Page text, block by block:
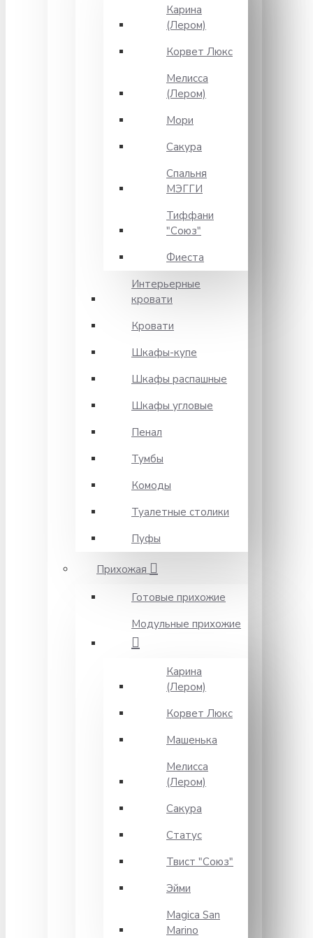
Карина
(Лером)
Корвет Люкс
Мелисса
(Лером)
Мори
Сакура
Спальня
МЭГГИ
Тиффани
"Союз"
Фиеста
Интерьерные
кровати
Кровати
Шкафы-купе
Шкафы распашные
Шкафы угловые
Пенал
Тумбы
Комоды
Туалетные столики
Пуфы
Прихожая
Готовые прихожие
Модульные прихожие
Карина
(Лером)
Корвет Люкс
Машенька
Мелисса
(Лером)
Сакура
Статус
Твист "Союз"
Эйми
Magica San
Marino